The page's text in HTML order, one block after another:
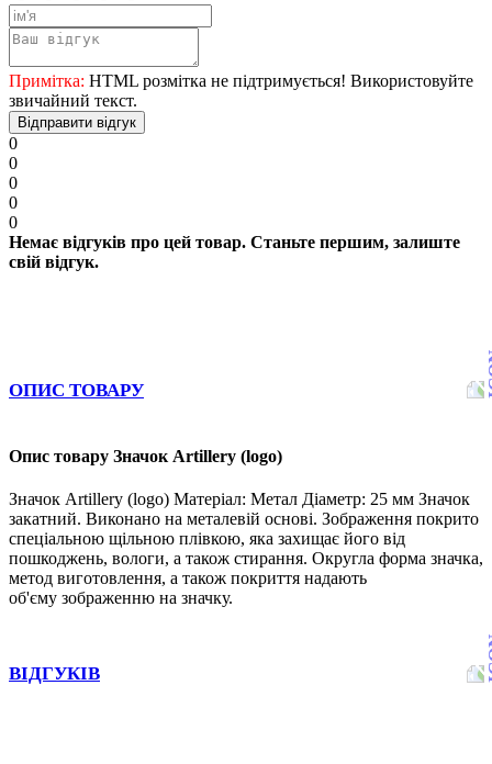
Примітка: HTML розмітка не підтримується! Використовуйте
звичайний текст.
Відправити відгук
0
0
0
0
0
Немає відгуків про цей товар. Станьте першим, залиште
свій відгук.
ОПИС ТОВАРУ
Опис товару Значок Artillery (logo)
Значок Artillery (logo) Матеріал: Метал Діаметр: 25 мм Значок
закатний. Виконано на металевій основі. Зображення покрито
спеціальною щільною плівкою, яка захищає його від
пошкоджень, вологи, а також стирання. Округла форма значка,
метод виготовлення, а також покриття надають
об'єму зображенню на значку.
ВІДГУКІВ